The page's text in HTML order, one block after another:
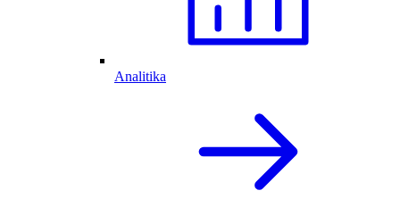
Analitika